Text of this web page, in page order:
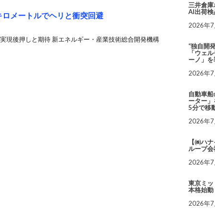
ロメートルでヘリと衝突回避
現後押しと期待 新エネルギー・産業技術総合開発機構
三井倉
AI出荷検
2026年7
“独自開
「ウェ
ーノ」を
2026年7
自動車
ーター
5分で移
2026年7
【㈱ハ
ループ
2026年7
東京ミ
本格始動
2026年7